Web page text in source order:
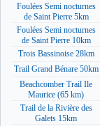
Foulées Semi nocturnes
de Saint Pierre 5km
Foulées Semi nocturnes
de Saint Pierre 10km
Trois Bassinoise 28km
Trail Grand Bénare 50km
Beachcomber Trail Ile
Maurice (65 km)
Trail de la Rivière des
Galets 15km